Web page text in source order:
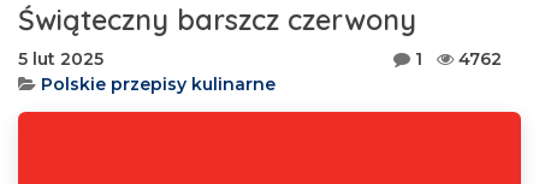
Świąteczny barszcz czerwony
5 lut 2025 1
4762
Polskie przepisy kulinarne